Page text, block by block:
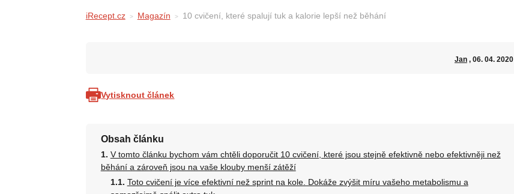
iRecept.cz Magazín 10 cvičení, které spalují tuk a kalorie lepší než běhání
Jan, 06. 04. 2020
Vytisknout článek
Obsah článku
V tomto článku bychom vám chtěli doporučit 10 cvičení, které jsou stejně efektivně nebo efektivněji než
běhání a zároveň jsou na vaše klouby menší zátěží
Toto cvičení je více efektivní než sprint na kole. Dokáže zvýšit míru vašeho metabolismu a